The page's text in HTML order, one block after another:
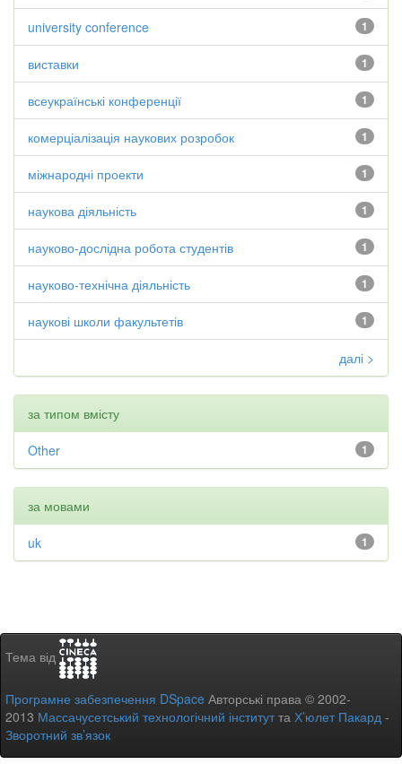
1
university conference
1
виставки
1
всеукраїнські конференції
1
комерціалізація наукових розробок
1
міжнародні проекти
1
наукова діяльність
1
науково-дослідна робота студентів
1
науково-технічна діяльність
1
наукові школи факультетів
далі >
за типом вмісту
1
Other
за мовами
1
uk
Тема від
Програмне забезпечення DSpace Авторські права © 2002-
2013 Массачусетський технологічний інститутта Х’юлет Пакард -
Зворотний зв’язок